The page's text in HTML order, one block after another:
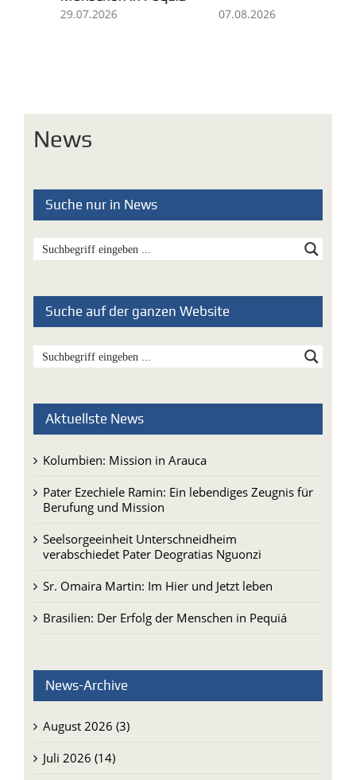
29.07.2026 07.08.2026
News
Suche nur in News
Suche auf der ganzen Website
Aktuellste News
Kolumbien: Mission in Arauca
Pater Ezechiele Ramin: Ein lebendiges Zeugnis für
Berufung und Mission
Seelsorgeeinheit Unterschneidheim
verabschiedet Pater Deogratias Nguonzi
Sr. Omaira Martin: Im Hier und Jetzt leben
Brasilien: Der Erfolg der Menschen in Pequiá
News-Archive
August 2026 (3)
Juli 2026 (14)